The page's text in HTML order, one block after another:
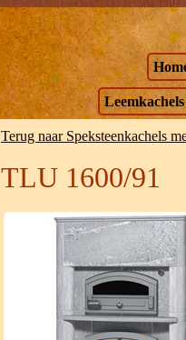
Leemkachels
Terug naar Speksteenkachels
TLU 1600/91